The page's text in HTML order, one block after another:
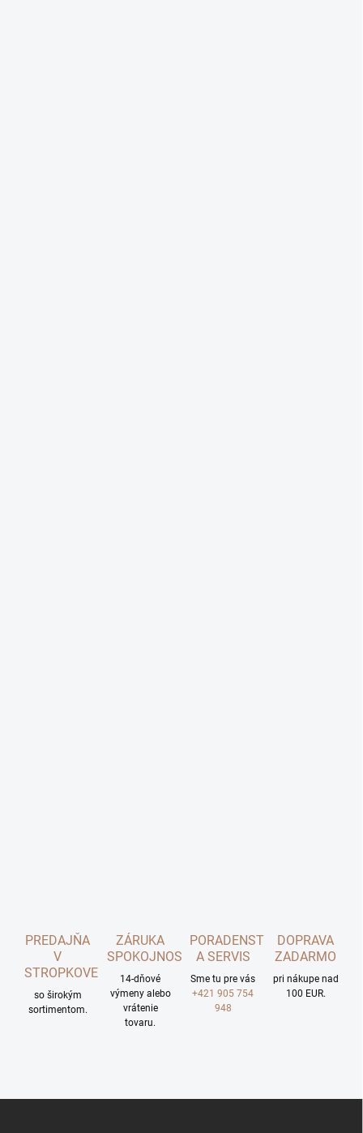
PREDAJŇA
V
STROPKOVE
so širokým
sortimentom.
ZÁRUKA
SPOKOJNOSTI
14-dňové
výmeny alebo
vrátenie
tovaru.
PORADENSTVO
A SERVIS
Sme tu pre vás
+421 905 754
948
DOPRAVA
ZADARMO
pri nákupe nad
100 EUR.